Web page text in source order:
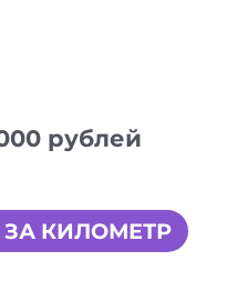
рублей
ЗА КИЛОМЕТР